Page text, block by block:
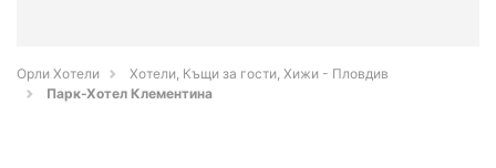
Орли Хотели
Хотели, Къщи за гости, Хижи - Пловдив
Парк-Хотел Клементина